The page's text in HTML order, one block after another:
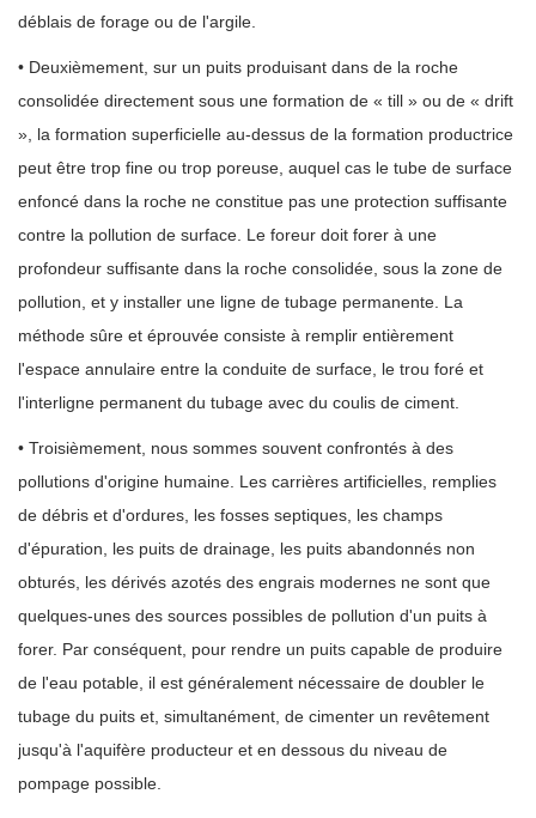
déblais de forage ou de l'argile.
• Deuxièmement, sur un puits produisant dans de la roche
consolidée directement sous une formation de « till » ou de « drift
», la formation superficielle au-dessus de la formation productrice
peut être trop fine ou trop poreuse, auquel cas le tube de surface
enfoncé dans la roche ne constitue pas une protection suffisante
contre la pollution de surface. Le foreur doit forer à une
profondeur suffisante dans la roche consolidée, sous la zone de
pollution, et y installer une ligne de tubage permanente. La
méthode sûre et éprouvée consiste à remplir entièrement
l'espace annulaire entre la conduite de surface, le trou foré et
l'interligne permanent du tubage avec du coulis de ciment.
• Troisièmement, nous sommes souvent confrontés à des
pollutions d'origine humaine. Les carrières artificielles, remplies
de débris et d'ordures, les fosses septiques, les champs
d'épuration, les puits de drainage, les puits abandonnés non
obturés, les dérivés azotés des engrais modernes ne sont que
quelques-unes des sources possibles de pollution d'un puits à
forer. Par conséquent, pour rendre un puits capable de produire
de l'eau potable, il est généralement nécessaire de doubler le
tubage du puits et, simultanément, de cimenter un revêtement
jusqu'à l'aquifère producteur et en dessous du niveau de
pompage possible.